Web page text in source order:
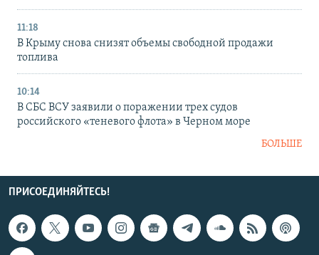
11:18
В Крыму снова снизят объемы свободной продажи
топлива
10:14
В СБС ВСУ заявили о поражении трех судов
российского «теневого флота» в Черном море
БОЛЬШЕ
ПРИСОЕДИНЯЙТЕСЬ!